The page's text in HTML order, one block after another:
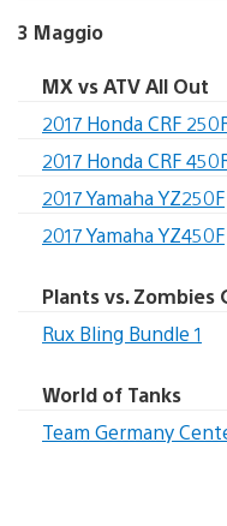
3 Maggio
MX vs ATV All Out
2017 Honda CRF
2017 Honda CRF
2017 Yamaha YZ250F
2017 Yamaha YZ450F
Plants vs. Zombies
Rux Bling Bundle 1
World of Tanks
Team Germany